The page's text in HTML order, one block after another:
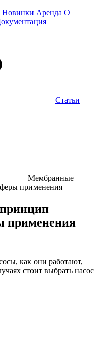
Новинки Аренда О
Статьи
Мембранные
применения
применения
как они работают,
стоит выбрать насос